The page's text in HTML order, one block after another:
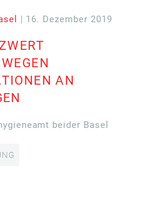
| 16. Dezember 2019
AN
beider Basel